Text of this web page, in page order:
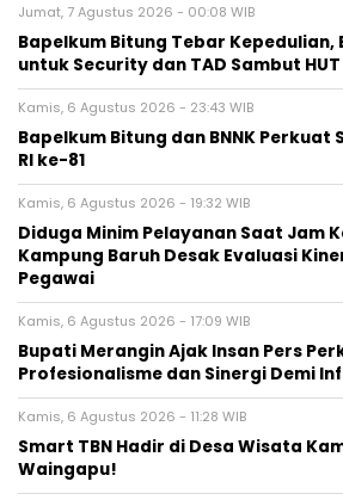
Jumat, 7 Agustus 2026 - 00:08 WIB
Bapelkum Bitung Tebar Kepedulian,
untuk Security dan TAD Sambut HUT
Kamis, 6 Agustus 2026 - 23:43 WIB
Bapelkum Bitung dan BNNK Perkuat
RI ke-81
Kamis, 6 Agustus 2026 - 19:32 WIB
Diduga Minim Pelayanan Saat Jam
Kampung Baruh Desak Evaluasi
Pegawai
Kamis, 6 Agustus 2026 - 17:09 WIB
Bupati Merangin Ajak Insan Pers
Profesionalisme dan Sinergi Demi
Kamis, 6 Agustus 2026 - 11:28 WIB
Smart TBN Hadir di Desa Wisata
Waingapu!